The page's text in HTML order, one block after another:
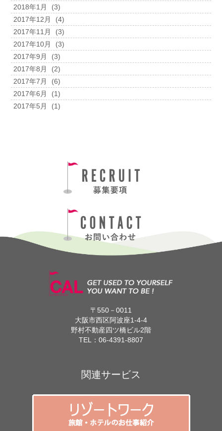
2018年1月
(3)
2017年12月
(4)
2017年11月
(3)
2017年10月
(3)
2017年9月
(3)
2017年8月
(2)
2017年7月
(6)
2017年6月
(1)
2017年5月
(1)
〒550－0011
大阪市西区阿波座1-4-4
野村不動産四ツ橋ビル2階
TEL： 06-4391-8807
関連サービス